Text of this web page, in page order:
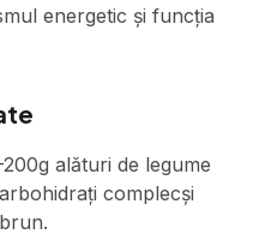
energetic și funcția
alături de legume
complecși